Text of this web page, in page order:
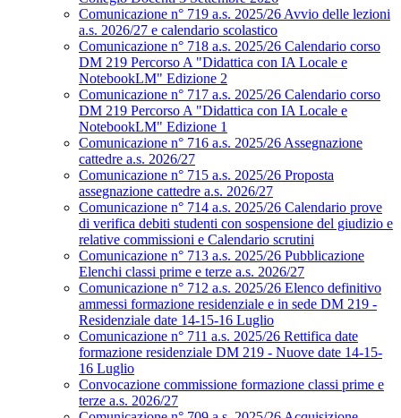
Comunicazione n° 719 a.s. 2025/26 Avvio delle lezioni
a.s. 2026/27 e calendario scolastico
Comunicazione n° 718 a.s. 2025/26 Calendario corso
DM 219 Percorso A "Didattica con IA Locale e
NotebookLM" Edizione 2
Comunicazione n° 717 a.s. 2025/26 Calendario corso
DM 219 Percorso A "Didattica con IA Locale e
NotebookLM" Edizione 1
Comunicazione n° 716 a.s. 2025/26 Assegnazione
cattedre a.s. 2026/27
Comunicazione n° 715 a.s. 2025/26 Proposta
assegnazione cattedre a.s. 2026/27
Comunicazione n° 714 a.s. 2025/26 Calendario prove
di verifica debiti studenti con sospensione del giudizio e
relative commissioni e Calendario scrutini
Comunicazione n° 713 a.s. 2025/26 Pubblicazione
Elenchi classi prime e terze a.s. 2026/27
Comunicazione n° 712 a.s. 2025/26 Elenco definitivo
ammessi formazione residenziale e in sede DM 219 -
Residenziale date 14-15-16 Luglio
Comunicazione n° 711 a.s. 2025/26 Rettifica date
formazione residenziale DM 219 - Nuove date 14-15-
16 Luglio
Convocazione commissione formazione classi prime e
terze a.s. 2026/27